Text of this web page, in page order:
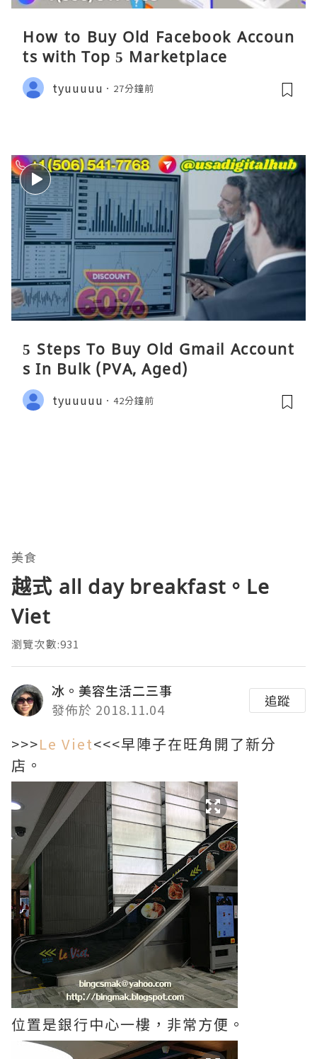
How to Buy Old Facebook Accoun
ts​ with Top 5 Marketplace
tyuuuuu 27分鐘前
5 Steps To Buy Old Gmail Account
s In Bulk (PVA, Aged)
tyuuuuu 42分鐘前
美食
越式 all day breakfast。Le
Viet
瀏覽次數:931
冰。美容生活二三事
發佈於 2018.11.04
追蹤
>>>Le Viet<<<早陣子在旺角開了新分
店。
位置是銀行中心一樓，非常方便。